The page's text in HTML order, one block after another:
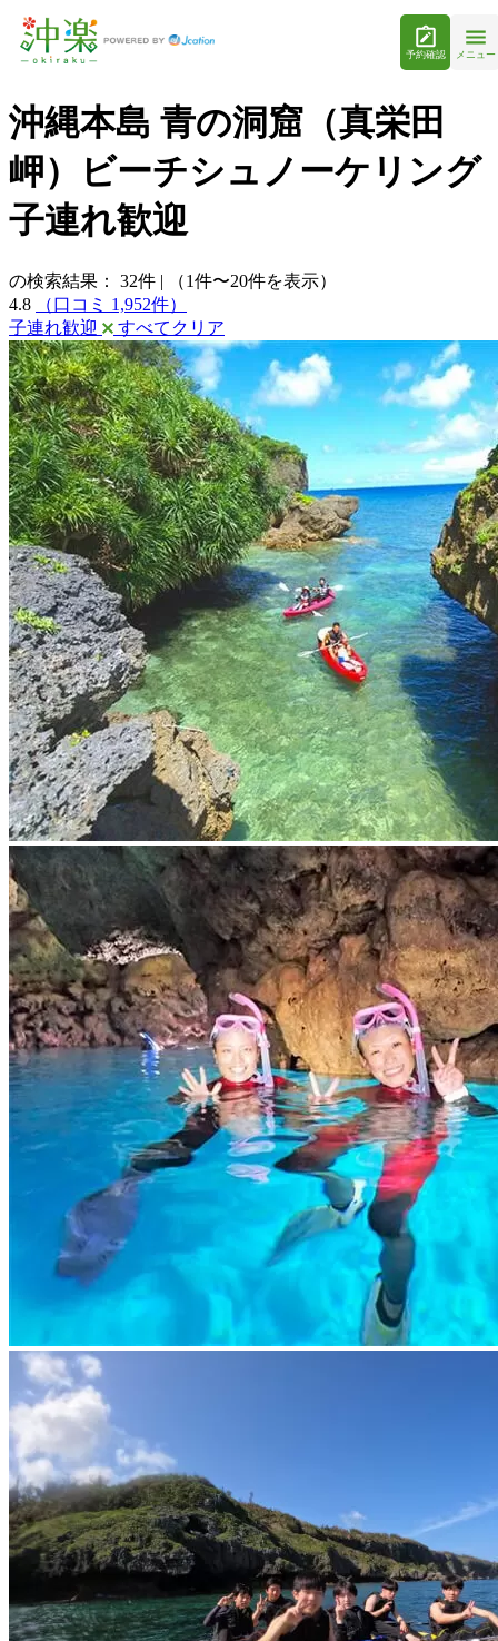
予約確認 メニュー
沖縄本島 青の洞窟（真栄田
岬）ビーチシュノーケリング
子連れ歓迎
の検索結果： 32件 |
（1件〜20件を表示）
4.8
（口コミ 1,952件）
子連れ歓迎
すべてクリア